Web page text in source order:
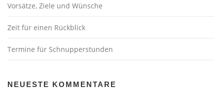
Vorsätze, Ziele und Wünsche
Zeit für einen Rückblick
Termine für Schnupperstunden
NEUESTE KOMMENTARE